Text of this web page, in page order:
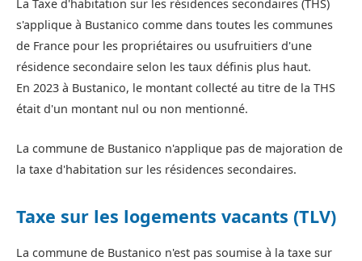
La Taxe d'habitation sur les résidences secondaires (THS)
s'applique à Bustanico comme dans toutes les communes
de France pour les propriétaires ou usufruitiers d'une
résidence secondaire selon les taux définis plus haut.
En 2023 à Bustanico, le montant collecté au titre de la THS
était d'un montant nul ou non mentionné.
La commune de Bustanico n'applique pas de majoration de
la taxe d'habitation sur les résidences secondaires.
Taxe sur les logements vacants (TLV)
La commune de Bustanico n'est pas soumise à la taxe sur